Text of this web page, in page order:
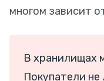
многом зависит
В хранилищах
Покупатели